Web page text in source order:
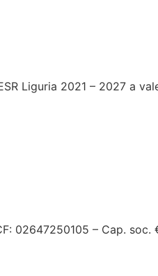
Liguria 2021 – 2027 a
02647250105 – Cap. soc.